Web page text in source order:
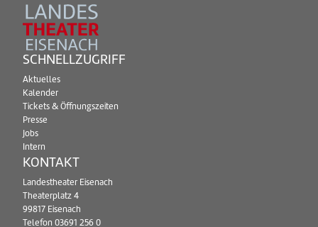
SCHNELLZUGRIFF
Aktuelles
Kalender
Tickets & Öffnungszeiten
Presse
Jobs
Intern
KONTAKT
Landestheater Eisenach
Theaterplatz 4
99817 Eisenach
Telefon 03691 256 0